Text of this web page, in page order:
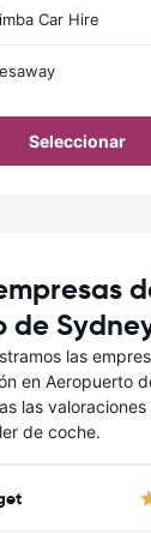
Car Hire
Seleccionar
de
las
en Aeropuerto
las
de coche.